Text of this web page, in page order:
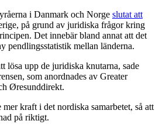
i Danmark och Norge slutat att
på grund av juridiska frågor kring
Det innebär bland annat att det
pendlingsstatistik mellan länderna.
lösa upp de juridiska knutarna, sade
som anordnades av Greater
Øresunddirekt.
kraft i det nordiska samarbetet, så att
på riktigt.